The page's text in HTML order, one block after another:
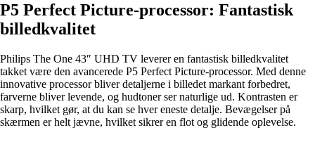
P5 Perfect Picture-processor: Fantastisk
billedkvalitet
Philips The One 43″ UHD TV leverer en fantastisk billedkvalitet
takket være den avancerede P5 Perfect Picture-processor. Med denne
innovative processor bliver detaljerne i billedet markant forbedret,
farverne bliver levende, og hudtoner ser naturlige ud. Kontrasten er
skarp, hvilket gør, at du kan se hver eneste detalje. Bevægelser på
skærmen er helt jævne, hvilket sikrer en flot og glidende oplevelse.